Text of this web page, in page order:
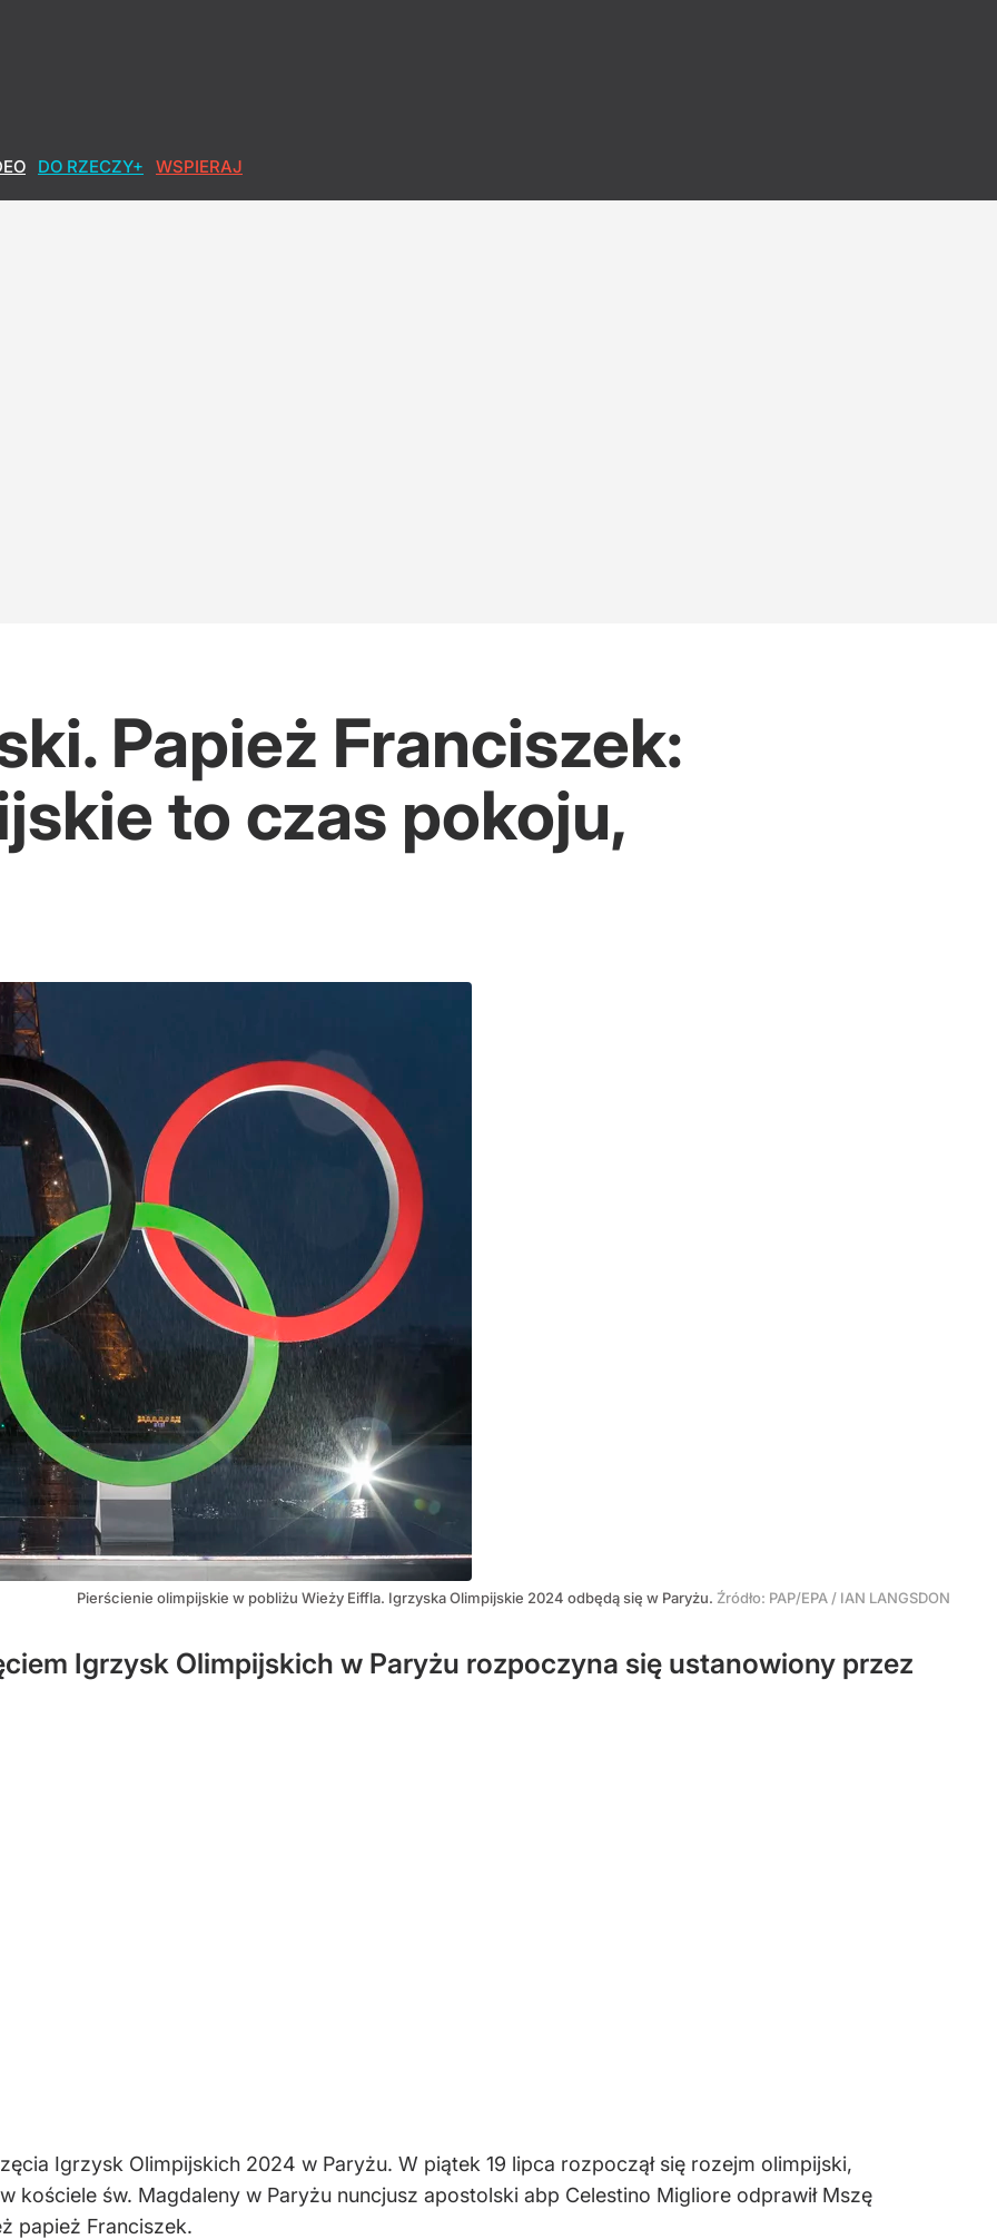
DO RZECZY+ WSPIERAJ
się do Polek
Papież Franciszek:
to czas pokoju,
Pierścienie olimpijskie w pobliżu Wieży Eiffla. Igrzyska Olimpijskie 2024 odbędą się w Paryżu. Źródło: PAP/EPA / IAN LANGSDON
Igrzysk Olimpijskich w Paryżu rozpoczyna się ustanowiony przez
Igrzysk Olimpijskich 2024 w Paryżu. W piątek 19 lipca rozpoczął się rozejm olimpijski,
kościele św. Magdaleny w Paryżu nuncjusz apostolski abp Celestino Migliore odprawił Mszę
papież Franciszek.